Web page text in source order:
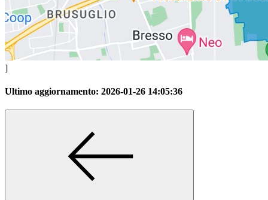
]
Ultimo aggiornamento: 2026-01-26 14:05:36